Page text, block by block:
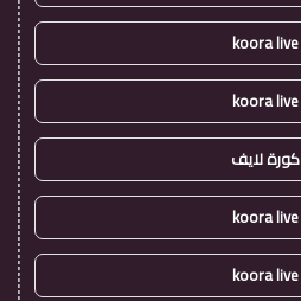
koora live
koora live
كورة لايف
koora live
koora live